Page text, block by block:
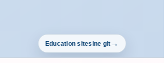
Education sitesine git